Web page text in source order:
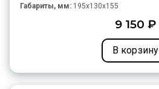
Габариты, мм: 195x130x155
9 150 ₽
В корзину